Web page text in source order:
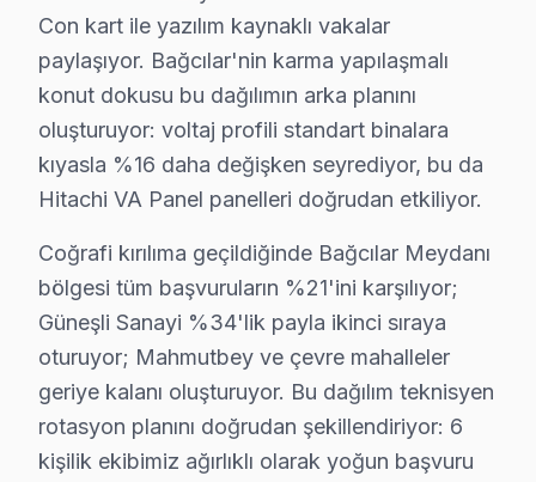
İnönü Mahallesi, 15-25 yaş arası binalarla doludur
Kazım Karabekir'de Hitachi TV Servisi
Kazım Karabekir Mahallesi, çeşitli konut projeleriyle
Kemalpaşa'da Hitachi TV Servisi
Kemalpaşa Mahallesi, yerleşim olarak yoğun bir
Kirazlı'da Hitachi TV Servisi
Kirazlı Mahallesi, elektronik cihazların tamirine
Mahmutbey'de Hitachi TV Servisi
Mahmutbey Mahallesi'nin dinamik yapısı, Hitachi
Sancaktepe'de Hitachi TV Servisi
Con kart ile yazılım kaynaklı vakalar
paylaşıyor. Bağcılar'nin karma yapılaşmalı
konut dokusu bu dağılımın arka planını
oluşturuyor: voltaj profili standart binalara
kıyasla %16 daha değişken seyrediyor, bu da
Hitachi VA Panel panelleri doğrudan etkiliyor.
Coğrafi kırılıma geçildiğinde Bağcılar Meydanı
bölgesi tüm başvuruların %21'ini karşılıyor;
Güneşli Sanayi %34'lik payla ikinci sıraya
oturuyor; Mahmutbey ve çevre mahalleler
geriye kalanı oluşturuyor. Bu dağılım teknisyen
rotasyon planını doğrudan şekillendiriyor: 6
kişilik ekibimiz ağırlıklı olarak yoğun başvuru